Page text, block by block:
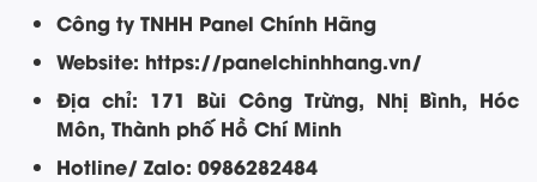
Công ty TNHH Panel Chính Hãng
Website: https://panelchinhhang.vn/
Địa chỉ: 171 Bùi Công Trừng, Nhị Bình, Hóc
Môn, Thành phố Hồ Chí Minh
Hotline/ Zalo: 0986282484